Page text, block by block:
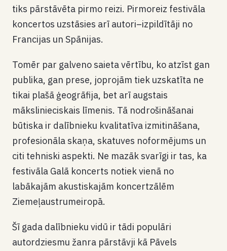
tiks pārstāvēta pirmo reizi. Pirmoreiz festivāla
koncertos uzstāsies arī autori–izpildītāji no
Francijas un Spānijas.
Tomēr par galveno saieta vērtību, ko atzīst gan
publika, gan prese, joprojām tiek uzskatīta ne
tikai plašā ģeogrāfija, bet arī augstais
mākslinieciskais līmenis. Tā nodrošināšanai
būtiska ir dalībnieku kvalitatīva izmitināšana,
profesionāla skaņa, skatuves noformējums un
citi tehniski aspekti. Ne mazāk svarīgi ir tas, ka
festivāla Galā koncerts notiek vienā no
labākajām akustiskajām koncertzālēm
Ziemeļaustrumeiropā.
Šī gada dalībnieku vidū ir tādi populāri
autordziesmu žanra pārstāvji kā Pāvels